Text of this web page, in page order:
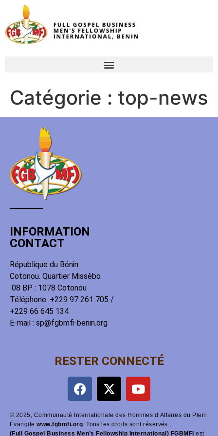
Catégorie : top-news
INFORMATION
CONTACT
République du Bénin
Cotonou. Quartier Missèbo
08 BP : 1078 Cotonou
Téléphone: +229 97 261 705 /
+229 66 645 134
E-mail : sp@fgbmfi-benin.org
RESTER CONNECTÉ
© 2025, Communauté Internationale des Hommes d’Affaires du Plein
Évangilewww.fgbmfi.org. Tous les droits sont réservés.
(Full Gospel Business Men’s Fellowship International) FGBMFI est